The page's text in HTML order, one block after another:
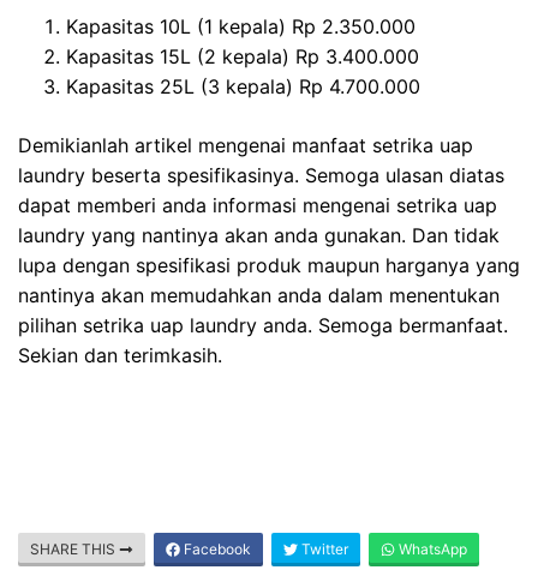
Kapasitas 10L (1 kepala) Rp 2.350.000
Kapasitas 15L (2 kepala) Rp 3.400.000
Kapasitas 25L (3 kepala) Rp 4.700.000
Demikianlah artikel mengenai manfaat setrika uap
laundry beserta spesifikasinya. Semoga ulasan diatas
dapat memberi anda informasi mengenai setrika uap
laundry yang nantinya akan anda gunakan. Dan tidak
lupa dengan spesifikasi produk maupun harganya yang
nantinya akan memudahkan anda dalam menentukan
pilihan setrika uap laundry anda. Semoga bermanfaat.
Sekian dan terimkasih.
SHARE THIS Facebook Twitter WhatsApp